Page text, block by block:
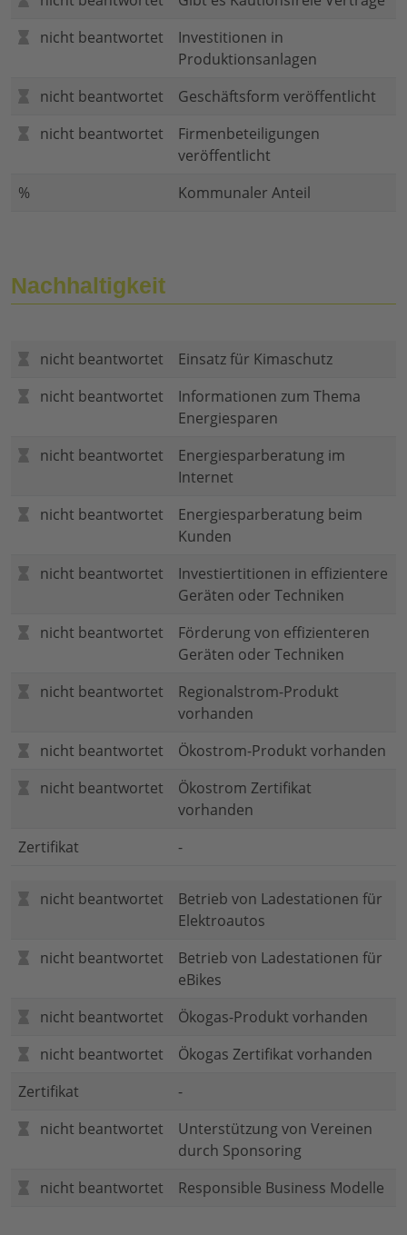
nicht beantwortet
Investitionen in
Produktionsanlagen
nicht beantwortet
Geschäftsform veröffentlicht
nicht beantwortet
Firmenbeteiligungen
veröffentlicht
%
Kommunaler Anteil
Nachhaltigkeit
nicht beantwortet
Einsatz für Kimaschutz
nicht beantwortet
Informationen zum Thema
Energiesparen
nicht beantwortet
Energiesparberatung im
Internet
nicht beantwortet
Energiesparberatung beim
Kunden
nicht beantwortet
Investiertitionen in effizientere
Geräten oder Techniken
nicht beantwortet
Förderung von effizienteren
Geräten oder Techniken
nicht beantwortet
Regionalstrom-Produkt
vorhanden
nicht beantwortet
Ökostrom-Produkt vorhanden
nicht beantwortet
Ökostrom Zertifikat
vorhanden
Zertifikat
-
nicht beantwortet
Betrieb von Ladestationen für
Elektroautos
nicht beantwortet
Betrieb von Ladestationen für
eBikes
nicht beantwortet
Ökogas-Produkt vorhanden
nicht beantwortet
Ökogas Zertifikat vorhanden
Zertifikat
-
nicht beantwortet
Unterstützung von Vereinen
durch Sponsoring
nicht beantwortet
Responsible Business Modelle